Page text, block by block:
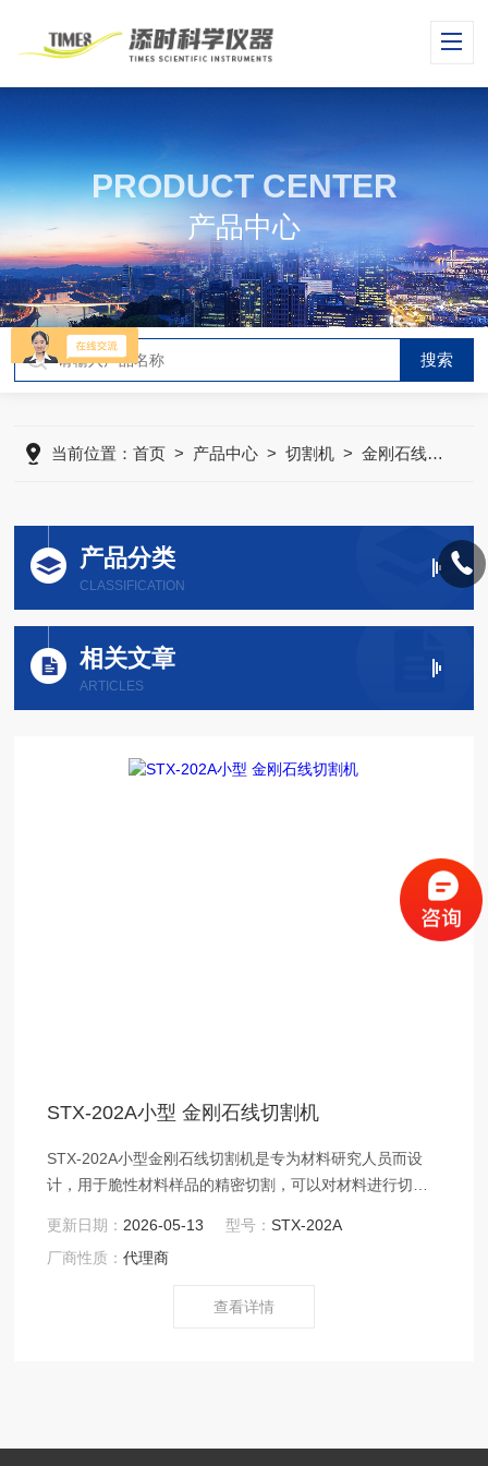
PRODUCT CENTER
产品中心
当前位置：首页 > 产品中心 >切割机 >金刚石线切割机
产品分类
CLASSIFICATION
相关文章
ARTICLES
STX-202A小型 金刚石线切割机
STX-202A小型金刚石线切割机是专为材料研究人员而设
计，用于脆性材料样品的精密切割，可以对材料进行切
度。可切割的材料包含陶瓷、晶体、玻璃、金属、岩石、
热电材料、红外光学材料、复合材料以及生物医学材料
好切割程序后试样连续进给，无需手动调节，切割后的样
更新日期： 2026-05-13 型号：STX-202A
厂商性质：代理商
查看详情